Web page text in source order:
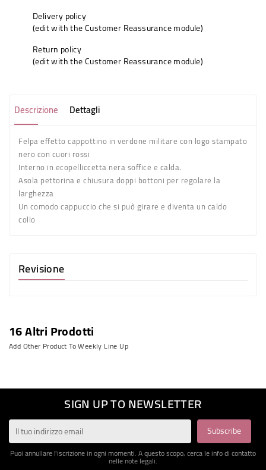
Delivery policy
(edit with the Customer Reassurance module)
Return policy
(edit with the Customer Reassurance module)
Descrizione Dettagli
Felpa effetto cappottino in verdone militare con logo stampato
nero con cuori rossi
Interno in ecopelliccetta nera soffice e calda.
Asola pettorina e chiusura doppi bottoni per regolare la
larghezza
Un comodo cappuccio che si può girare e diventa un caldo
collo
Revisione
16 Altri Prodotti
Add Other Product To Weekly Line Up
SIGN UP TO NEWSLETTER
Puoi annullare l'iscrizione in ogni momenti. A questo scopo, cerca le info di contatto
nelle note legali.